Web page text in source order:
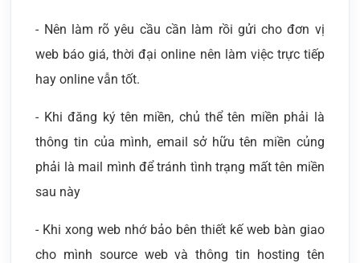
- Nên làm rõ yêu cầu cần làm rồi gửi cho đơn vị
web báo giá, thời đại online nên làm việc trực tiếp
hay online vẫn tốt.
- Khi đăng ký tên miền, chủ thể tên miền phải là
thông tin của mình, email sở hữu tên miền củng
phải là mail mình để tránh tình trạng mất tên miền
sau này
- Khi xong web nhớ bảo bên thiết kế web bàn giao
cho mình source web và thông tin hosting tên